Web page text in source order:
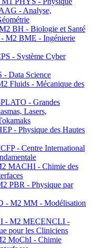
- Analyse,
BH - Biologie et Santé
M2 BME - Ingénierie
- Système Cyber
Data Science
Fluids - Mécanique des
- Grandes
Lasers,
- Physique des Hautes
- Centre International
MACHI - Chimie des
PBR - Physique par
- M2 MM - Modélisation
- M2 MECENCLI -
pour les Cliniciens
MoChI - Chimie